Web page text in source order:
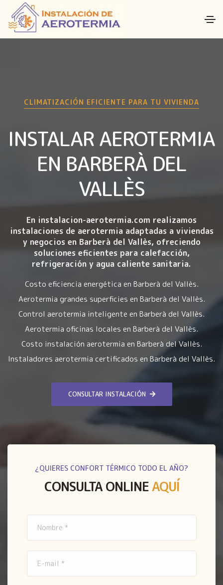
CLIMATIZACIÓN EFICIENTE PARA TU VIVIENDA
INSTALAR AEROTERMIA
EN BARBERÀ DEL
VALLÈS
En instalacion-aerotermia.com realizamos
instalaciones de aerotermiaadaptadas a viviendas
y negocios en Barberà del Vallès, ofreciendo
soluciones eficientes para calefacción,
refrigeración y agua caliente sanitaria.
Costo eficiencia energética en Barberà del Vallès.
Aerotermia grandes superficies en Barberà del Vallès.
Control aerotermia inteligente en Barberà del Vallès.
Aerotermia oficinas locales en Barberà del Vallès.
Costo instalación aerotermia en Barberà del Vallès.
Instaladores aerotermia certificados en Barberà del Vallès.
CONSULTAR INSTALACIÓN
¿QUIERES CONFORT TÉRMICO TODO EL AÑO?
CONSULTA ONLINEAQUÍ